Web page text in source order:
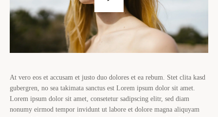
At vero eos et accusam et justo duo dolores et ea rebum. Stet clita kasd
gubergren, no sea takimata sanctus est Lorem ipsum dolor sit amet.
Lorem ipsum dolor sit amet, consetetur sadipscing elitr, sed diam
nonumy eirmod tempor invidunt ut labore et dolore magna aliquyam